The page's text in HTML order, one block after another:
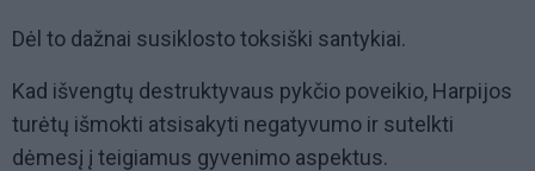
Dėl to dažnai susiklosto toksiški santykiai.
Kad išvengtų destruktyvaus pykčio poveikio, Harpijos
turėtų išmokti atsisakyti negatyvumo ir sutelkti
dėmesį į teigiamus gyvenimo aspektus.